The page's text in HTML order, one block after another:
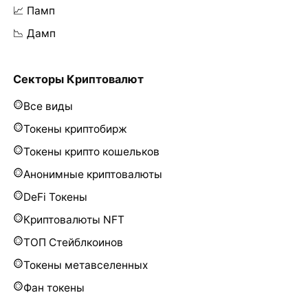
📈 Памп
📉 Дамп
Секторы Криптовалют
Все виды
Токены криптобирж
Токены крипто кошельков
Анонимные криптовалюты
DeFi Токены
Криптовалюты NFT
ТОП Стейблкоинов
Токены метавселенных
Фан токены